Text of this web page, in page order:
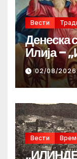
Вести
Денеска
Илија –
02/08/
Вести